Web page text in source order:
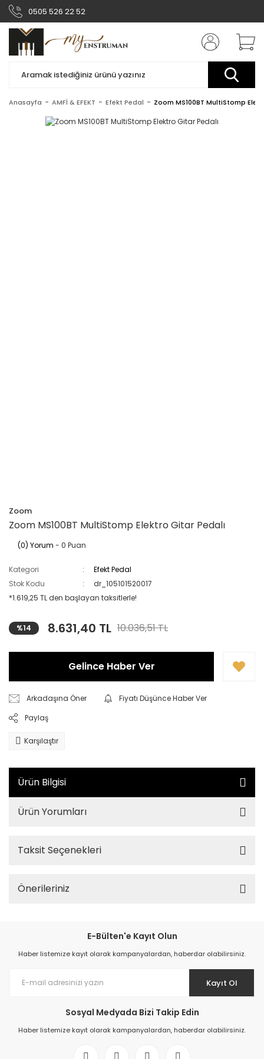
0505 526 22 52
Anasayfa AMFİ & EFEKT Efekt Pedal Zoom MS100BT MultiStomp
Zoom
Zoom MS100BT MultiStomp Elektro Gitar Pedalı
(0) Yorum - 0 Puan
Kategori
Efekt Pedal
Stok Kodu
dr_105101520017
*1.619,25 TL den başlayan taksitlerle!
%14 8.631,40 TL 10.036,51 TL
Gelince Haber Ver
Arkadaşına Öner
Fiyatı Düşünce Haber Ver
Paylaş
Karşılaştır
Ürün Bilgisi
Ürün Yorumları
Taksit Seçenekleri
Önerileriniz
E-Bülten'e Kayıt Olun
Haber listemize kayıt olarak kampanyalardan, haberdar olabilirsiniz.
Kayıt Ol
Sosyal Medyada Bizi Takip Edin
Haber listemize kayıt olarak kampanyalardan, haberdar olabilirsiniz.